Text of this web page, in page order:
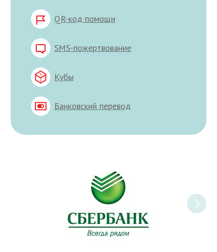
QR-код помощи
SMS-пожертвование
Кубы
Банковский перевод